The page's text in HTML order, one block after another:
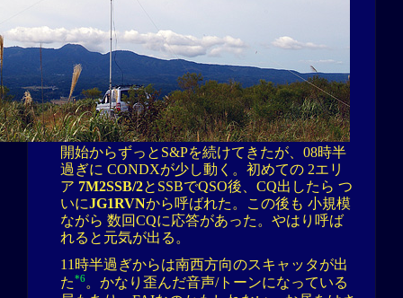
開始からずっとS&Pを続けてきたが、08時半
過ぎに CONDXが少し動く。初めての 2エリ
ア 7M2SSB/2とSSBでQSO後、CQ出したら つ
いにJG1RVNから呼ばれた。この後も 小規模
ながら 数回CQに応答があった。やはり呼ば
れると元気が出る。
11時半過ぎからは南西方向のスキャッタが出
た*6。かなり歪んだ音声/トーンになっている